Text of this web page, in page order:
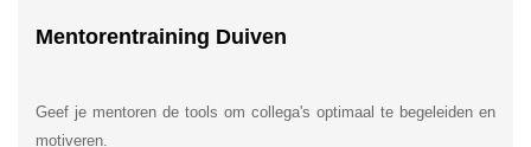
Mentorentraining Duiven
Geef je mentoren de tools om collega's optimaal te begeleiden en
motiveren.